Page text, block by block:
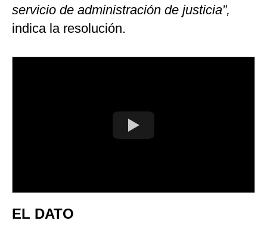
servicio de administración de justicia”,
indica la resolución.
EL DATO